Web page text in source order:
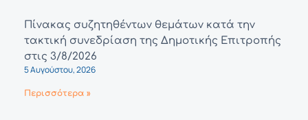
Πίνακας συζητηθέντων θεμάτων κατά την
τακτική συνεδρίαση της Δημοτικής Επιτροπής
στις 3/8/2026
5 Αυγούστου, 2026
Περισσότερα »